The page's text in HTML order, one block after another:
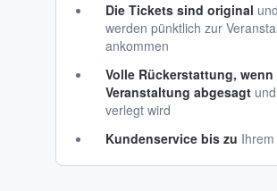
Die Tickets sind original und
werden pünktlich zur
ankommen
Volle Rückerstattung, wenn
Veranstaltung abgesagt
verlegt wird
Kundenservice bis zu